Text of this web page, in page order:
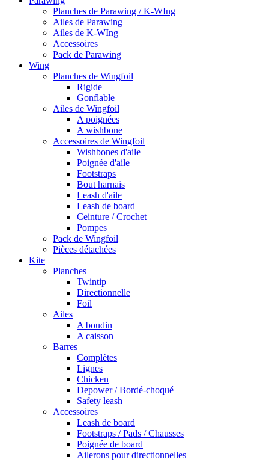
Planches de Parawing / K-WIng
Ailes de Parawing
Ailes de K-WIng
Accessoires
Pack de Parawing
Wing
Planches de Wingfoil
Rigide
Gonflable
Ailes de Wingfoil
A poignées
A wishbone
Accessoires de Wingfoil
Wishbones d'aile
Poignée d'aile
Footstraps
Bout harnais
Leash d'aile
Leash de board
Ceinture / Crochet
Pompes
Pack de Wingfoil
Pièces détachées
Kite
Planches
Twintip
Directionnelle
Foil
Ailes
A boudin
A caisson
Barres
Complètes
Lignes
Chicken
Depower / Bordé-choqué
Safety leash
Accessoires
Leash de board
Footstraps / Pads / Chausses
Poignée de board
Ailerons pour directionnelles